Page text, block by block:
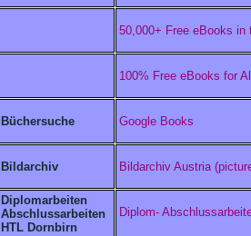
50,000+ Free eBooks in
100% Free eBooks for
Büchersuche Google Books
Bildarchiv Bildarchiv Austria
Diplomarbeiten
Abschlussarbeiten
HTL Dornbirn
Diplom-